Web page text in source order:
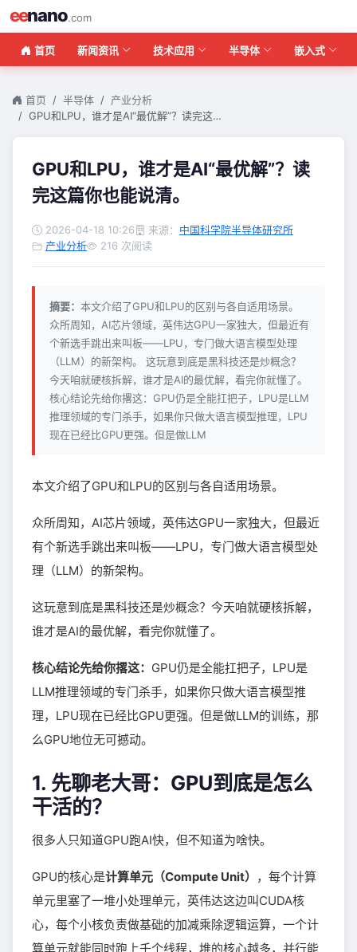
eenano.com
首页 新闻资讯 技术应用 半导体 嵌入式
首页 半导体
产业分析
GPU和LPU，谁才是AI“最优解”？读完这…
GPU和LPU，谁才是AI“最优解”？读
完这篇你也能说清。
2026-04-18 10:26 来源： 中国科学院半导体研究所
产业分析
216 次阅读
摘要： 本文介绍了GPU和LPU的区别与各自适用场景。
众所周知，AI芯片领域，英伟达GPU一家独大，但最近有
个新选手跳出来叫板——LPU，专门做大语言模型处理
（LLM）的新架构。 这玩意到底是黑科技还是炒概念？
今天咱就硬核拆解，谁才是AI的最优解，看完你就懂了。
核心结论先给你撂这：GPU仍是全能扛把子，LPU是LLM
推理领域的专门杀手，如果你只做大语言模型推理，LPU
现在已经比GPU更强。但是做LLM
本文介绍了GPU和LPU的区别与各自适用场景。
众所周知，AI芯片领域，英伟达GPU一家独大，但最近
有个新选手跳出来叫板——LPU，专门做大语言模型处
理（LLM）的新架构。
这玩意到底是黑科技还是炒概念？今天咱就硬核拆解，
谁才是AI的最优解，看完你就懂了。
核心结论先给你撂这： GPU仍是全能扛把子，LPU是
LLM推理领域的专门杀手，如果你只做大语言模型推
理，LPU现在已经比GPU更强。但是做LLM的训练，那
么GPU地位无可撼动。
1. 先聊老大哥：GPU到底是怎么
干活的？
很多人只知道GPU跑AI快，但不知道为啥快。
GPU的核心是计算单元（Compute Unit） ，每个计算
单元里塞了一堆小处理单元，英伟达这边叫CUDA核
心，每个小核负责做基础的加减乘除逻辑运算，一个计
算单元就能同时跑上千个线程，堆的核心越多，并行能